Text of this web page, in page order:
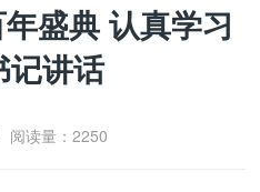
盛典 认真学习
记讲话
读量：2250